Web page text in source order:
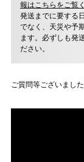
報はこちらをご覧
発送までに要する
でなく、天災や予
ます。必ずしも発
ださい。
ご質問等ございまし